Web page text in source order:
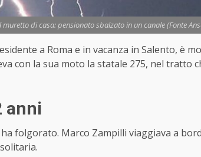
di casa: pensionato sbalzato in un canale (Fonte
a Roma e in vacanza in Salento, è
con la sua moto la statale 275, nel tratto
anni
folgorato. Marco Zampilli viaggiava a